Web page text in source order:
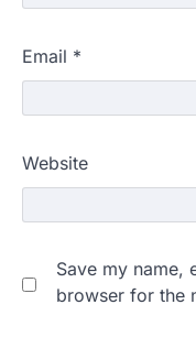
Email *
Website
Save my name,
browser for the